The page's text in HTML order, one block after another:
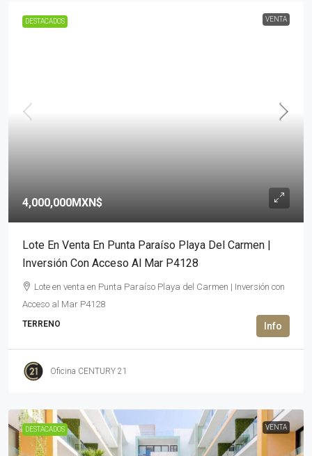
DESTACADOS VENTA
4,000,000MXN$
Lote En Venta En Punta Paraíso Playa Del Carmen |
Inversión Con Acceso Al Mar P4128
Lote en venta en Punta Paraíso Playa del Carmen | Inversión con
Acceso al Mar P4128
TERRENO
Oficina CENTURY 21
DESTACADOS VENTA